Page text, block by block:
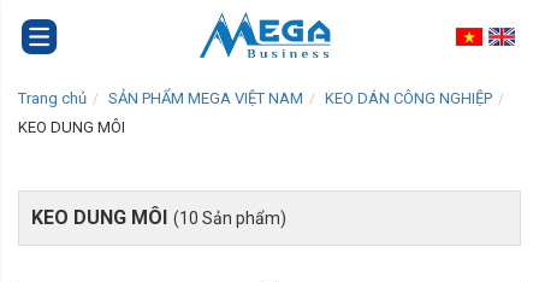
Trang chủ SẢN PHẨM MEGA VIỆT NAM
KEO DÁN CÔNG NGHIỆP
KEO DUNG MÔI
KEO DUNG MÔI (10 Sản phẩm)